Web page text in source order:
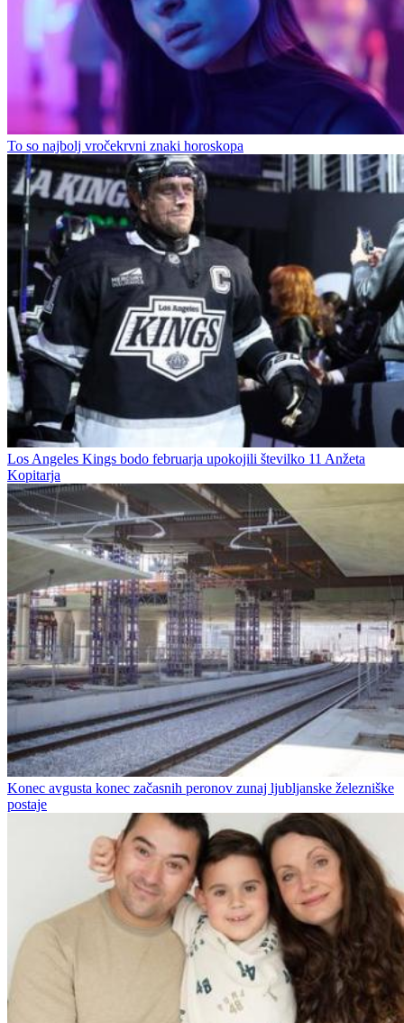
To so najbolj vročekrvni znaki horoskopa
Los Angeles Kings bodo februarja upokojili številko 11 Anžeta
Kopitarja
Konec avgusta konec začasnih peronov zunaj ljubljanske železniške
postaje